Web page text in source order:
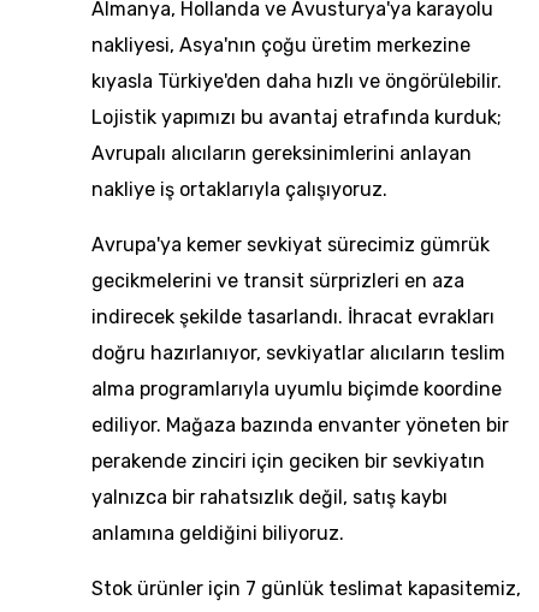
Almanya, Hollanda ve Avusturya'ya karayolu
nakliyesi, Asya'nın çoğu üretim merkezine
kıyasla Türkiye'den daha hızlı ve öngörülebilir.
Lojistik yapımızı bu avantaj etrafında kurduk;
Avrupalı alıcıların gereksinimlerini anlayan
nakliye iş ortaklarıyla çalışıyoruz.
Avrupa'ya kemer sevkiyat sürecimiz gümrük
gecikmelerini ve transit sürprizleri en aza
indirecek şekilde tasarlandı. İhracat evrakları
doğru hazırlanıyor, sevkiyatlar alıcıların teslim
alma programlarıyla uyumlu biçimde koordine
ediliyor. Mağaza bazında envanter yöneten bir
perakende zinciri için geciken bir sevkiyatın
yalnızca bir rahatsızlık değil, satış kaybı
anlamına geldiğini biliyoruz.
Stok ürünler için 7 günlük teslimat kapasitemiz,